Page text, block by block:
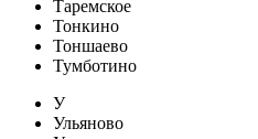
Таремское
Тонкино
Тоншаево
Тумботино
У
Ульяново